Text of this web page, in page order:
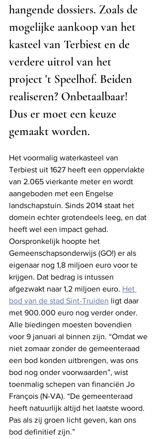
hangende dossiers. Zoals de
mogelijke aankoop van het
kasteel van Terbiest en de
verdere uitrol van het
project 't Speelhof. Beiden
realiseren? Onbetaalbaar!
Dus er moet een keuze
gemaakt worden.
Het voormalig waterkasteel van
Terbiest uit 1627 heeft een oppervlakte
van 2.065 vierkante meter en wordt
aangeboden met een Engelse
landschapstuin. Sinds 2014 staat het
domein echter grotendeels leeg, en dat
heeft wel een impact gehad.
Oorspronkelijk hoopte het
Gemeenschapsonderwijs (GO!) er als
eigenaar nog 1,8 miljoen euro voor te
krijgen. Dat bedrag is intussen
afgezwakt naar 1,2 miljoen euro. Het
bod van de stad Sint-Truiden ligt daar
met 900.000 euro nog verder onder.
Alle biedingen moesten bovendien
voor 9 januari al binnen zijn. “Omdat we
niet zomaar zonder de gemeenteraad
een bod konden uitbrengen, was ons
bod nog onder voorwaarden”, wist
toenmalig schepen van financiën Jo
François (N-VA). “De gemeenteraad
heeft natuurlijk altijd het laatste woord.
Pas als zij groen licht geven, kan ons
bod definitief zijn.”